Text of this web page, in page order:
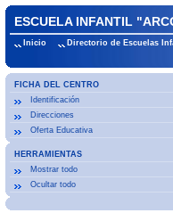
ESCUELA INFANTIL
Inicio Directorio de Escuelas
FICHA DEL CENTRO
Identificación
Direcciones
Oferta Educativa
HERRAMIENTAS
Mostrar todo
Ocultar todo